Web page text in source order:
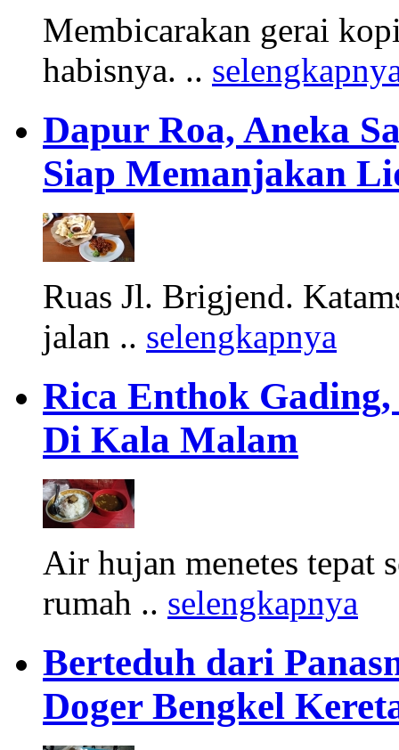
Membicarakan gerai
habisnya. ..
Dapur Roa, Aneka
Siap Memanjakan
Ruas Jl. Brigjend.
jalan .. selengkapnya
Rica Enthok
Di Kala Malam
Air hujan menetes tepat
rumah .. selengkapnya
Berteduh dari
Doger Bengkel